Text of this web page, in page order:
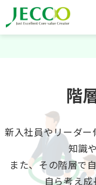
階
新入社員やリーダー
知識
また、その階層で
自ら考え成